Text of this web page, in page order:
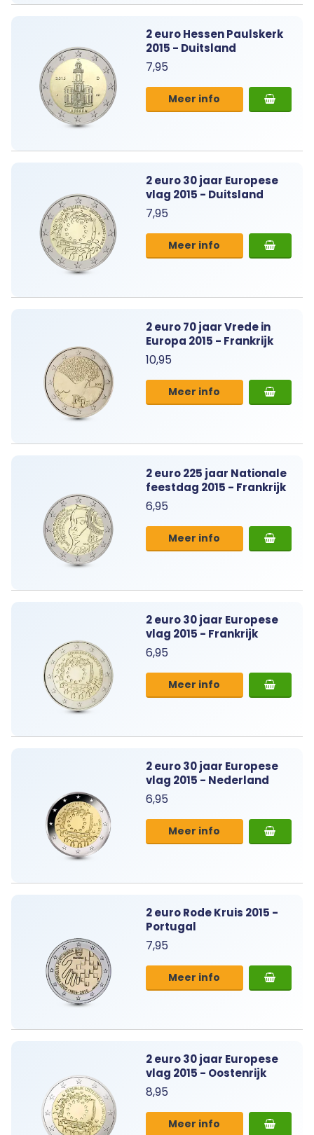
2 euro Hessen Paulskerk
2015 - Duitsland
7,95
Meer info
2 euro 30 jaar Europese
vlag 2015 - Duitsland
7,95
Meer info
2 euro 70 jaar Vrede in
Europa 2015 - Frankrijk
10,95
Meer info
2 euro 225 jaar Nationale
feestdag 2015 - Frankrijk
6,95
Meer info
2 euro 30 jaar Europese
vlag 2015 - Frankrijk
6,95
Meer info
2 euro 30 jaar Europese
vlag 2015 - Nederland
6,95
Meer info
2 euro Rode Kruis 2015 -
Portugal
7,95
Meer info
2 euro 30 jaar Europese
vlag 2015 - Oostenrijk
8,95
Meer info